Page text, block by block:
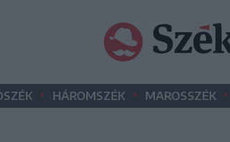
• HÁROMSZÉK • MAROSSZÉK •